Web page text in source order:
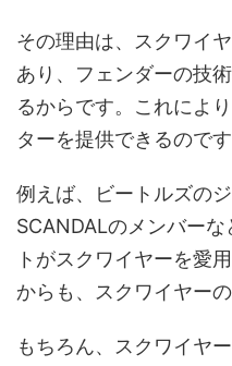
その理由は、スクワイ
あり、フェンダーの技
るからです。これによ
ターを提供できるのです
例えば、ビートルズの
SCANDALのメンバー
トがスクワイヤーを愛
からも、スクワイヤー
もちろん、スクワイヤ